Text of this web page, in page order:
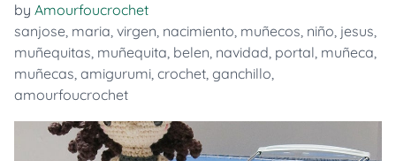
by Amourfoucrochet
sanjose, maria, virgen, nacimiento, muñecos, niño, jesus,
muñequitas, muñequita, belen, navidad, portal, muñeca,
muñecas, amigurumi, crochet, ganchillo,
amourfoucrochet